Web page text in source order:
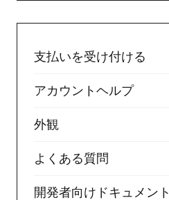
支払いを受け付ける
アカウントヘルプ
外観
よくある質問
開発者向けドキュメント